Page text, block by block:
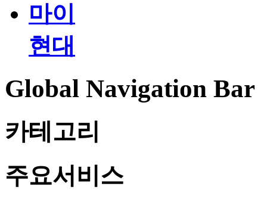
마이
현대
Global Navigation Bar
카테고리
주요서비스